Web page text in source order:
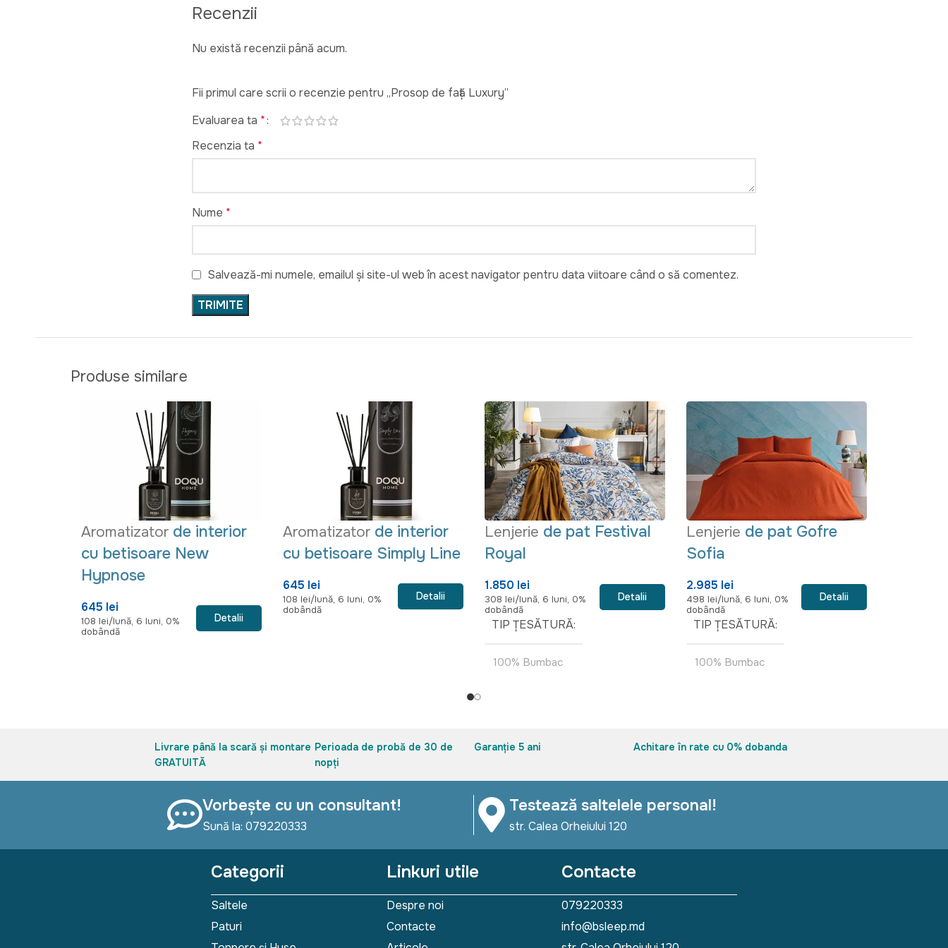
Recenzii
Nu există recenzii până acum.
Fii primul care scrii o recenzie pentru „Prosop de față Luxury”
Evaluarea ta *
Recenzia ta *
Nume *
Salvează-mi numele, emailul și site-ul web în acest navigator pentru data viitoare când o să comentez.
Produse similare
Aromatizator de interior
cu betisoare New
Hypnose
645 lei
108 lei/lună, 6 luni, 0%
dobândă
Detalii
Aromatizator de interior
cu betisoare Simply Line
645 lei
108 lei/lună, 6 luni, 0%
dobândă
Detalii
Lenjerie de pat Festival
Royal
1.850 lei
308 lei/lună, 6 luni, 0%
dobândă
Detalii
TIP ȚESĂTURĂ
100% Bumbac
Lenjerie de pat Gofre
Sofia
2.985 lei
498 lei/lună, 6 luni, 0%
dobândă
Detalii
TIP ȚESĂTURĂ
100% Bumbac
Livrare până la scară și montare
GRATUITĂ
Perioada de probă de 30 de
nopți
Garanție 5 ani Achitare în rate cu 0% dobanda
Vorbește cu un consultant!
Sună la: 079220333
Testează saltelele personal!
str. Calea Orheiului 120
Categorii
Saltele
Paturi
Linkuri utile
Despre noi
Contacte
Contacte
079220333
info@bsleep.md